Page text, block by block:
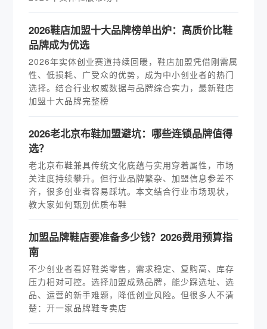
2026鞋店加盟十大品牌榜单出炉：高质价比鞋
品牌成为优选
2026年实体创业赛道持续回暖，鞋店加盟凭借刚需属
性、低损耗、广受众的优势，成为中小创业者的热门
选择。结合行业权威数据与品牌综合实力，最新鞋店
加盟十大品牌完整榜
2026老北京布鞋加盟避坑：哪些连锁品牌值得
选？
老北京布鞋兼具传统文化底蕴与实用穿着属性，市场
关注度持续攀升。但行业品牌繁杂、加盟信息参差不
齐，很多创业者容易踩坑。本文结合行业市场现状，
教大家如何甄别优质布鞋
加盟品牌鞋店要准备多少钱？2026费用预算指
南
不少创业者看好鞋类零售，需求稳定、复购高、库存
压力相对可控。选择加盟成熟品牌，能少踩选址、选
品、运营的新手难题，降低创业风险。但很多人不清
楚：开一家品牌鞋专卖店